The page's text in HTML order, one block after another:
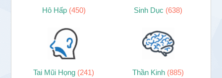
Hô Hấp (450) Sinh Dục (638)
Tai Mũi Họng (241) Thần Kinh (885)